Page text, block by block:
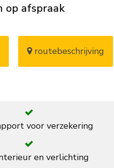
op afspraak
routebeschrijving
voor verzekering
en verlichting